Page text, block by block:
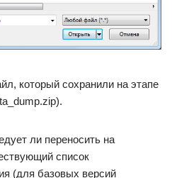
который сохранили на этапе
ли переносить на
список
(для базовых версий